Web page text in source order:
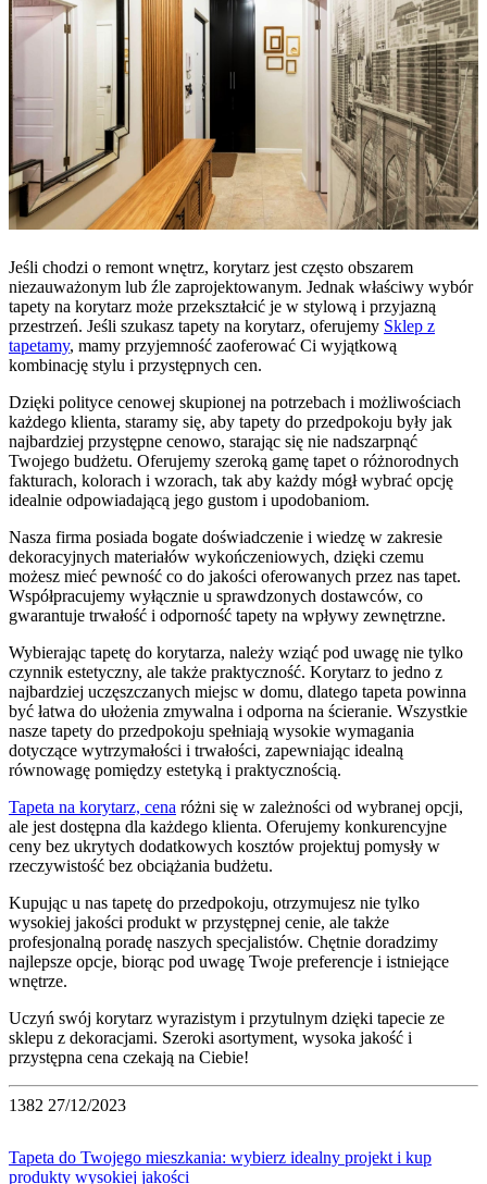
Jeśli chodzi o remont wnętrz, korytarz jest często obszarem
niezauważonym lub źle zaprojektowanym. Jednak właściwy wybór
tapety na korytarz może przekształcić je w stylową i przyjazną
przestrzeń. Jeśli szukasz tapety na korytarz, oferujemy Sklep z
tapetamy, mamy przyjemność zaoferować Ci wyjątkową
kombinację stylu i przystępnych cen.
Dzięki polityce cenowej skupionej na potrzebach i możliwościach
każdego klienta, staramy się, aby tapety do przedpokoju były jak
najbardziej przystępne cenowo, starając się nie nadszarpnąć
Twojego budżetu. Oferujemy szeroką gamę tapet o różnorodnych
fakturach, kolorach i wzorach, tak aby każdy mógł wybrać opcję
idealnie odpowiadającą jego gustom i upodobaniom.
Nasza firma posiada bogate doświadczenie i wiedzę w zakresie
dekoracyjnych materiałów wykończeniowych, dzięki czemu
możesz mieć pewność co do jakości oferowanych przez nas tapet.
Współpracujemy wyłącznie u sprawdzonych dostawców, co
gwarantuje trwałość i odporność tapety na wpływy zewnętrzne.
Wybierając tapetę do korytarza, należy wziąć pod uwagę nie tylko
czynnik estetyczny, ale także praktyczność. Korytarz to jedno z
najbardziej uczęszczanych miejsc w domu, dlatego tapeta powinna
być łatwa do ułożenia zmywalna i odporna na ścieranie. Wszystkie
nasze tapety do przedpokoju spełniają wysokie wymagania
dotyczące wytrzymałości i trwałości, zapewniając idealną
równowagę pomiędzy estetyką i praktycznością.
Tapeta na korytarz, cena różni się w zależności od wybranej opcji,
ale jest dostępna dla każdego klienta. Oferujemy konkurencyjne
ceny bez ukrytych dodatkowych kosztów projektuj pomysły w
rzeczywistość bez obciążania budżetu.
Kupując u nas tapetę do przedpokoju, otrzymujesz nie tylko
wysokiej jakości produkt w przystępnej cenie, ale także
profesjonalną poradę naszych specjalistów. Chętnie doradzimy
najlepsze opcje, biorąc pod uwagę Twoje preferencje i istniejące
wnętrze.
Uczyń swój korytarz wyrazistym i przytulnym dzięki tapecie ze
sklepu z dekoracjami. Szeroki asortyment, wysoka jakość i
przystępna cena czekają na Ciebie!
1382 27/12/2023
Tapeta do Twojego mieszkania: wybierz idealny projekt i kup
produkty wysokiej jakości